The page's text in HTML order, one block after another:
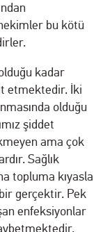
bu kötü
kadar
etmektedir. İki
olduğu
şiddet
ama çok
Sağlık
topluma kıyasla
gerçektir. Pek
enfeksiyonlar